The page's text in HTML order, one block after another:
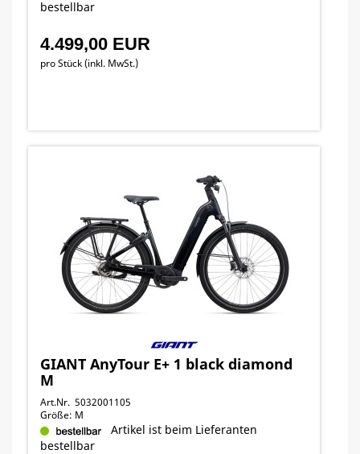
bestellbar
4.499,00 EUR
pro Stück (inkl. MwSt.)
GIANT AnyTour E+ 1 black diamond
M
Art.Nr. 5032001105
Größe: M
Artikel ist beim Lieferanten
bestellbar